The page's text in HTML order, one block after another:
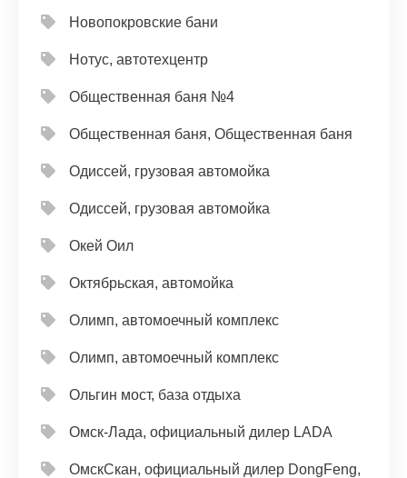
Новопокровские бани
Нотус, автотехцентр
Общественная баня №4
Общественная баня, Общественная баня
Одиссей, грузовая автомойка
Одиссей, грузовая автомойка
Окей Оил
Октябрьская, автомойка
Олимп, автомоечный комплекс
Олимп, автомоечный комплекс
Ольгин мост, база отдыха
Омск-Лада, официальный дилер LADA
ОмскСкан, официальный дилер DongFeng,